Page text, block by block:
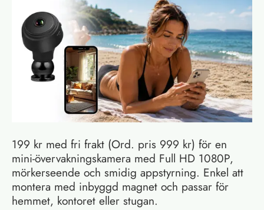
199 kr med fri frakt (Ord. pris 999 kr) för en
mini-övervakningskamera med Full HD 1080P,
mörkerseende och smidig appstyrning. Enkel att
montera med inbyggd magnet och passar för
hemmet, kontoret eller stugan.